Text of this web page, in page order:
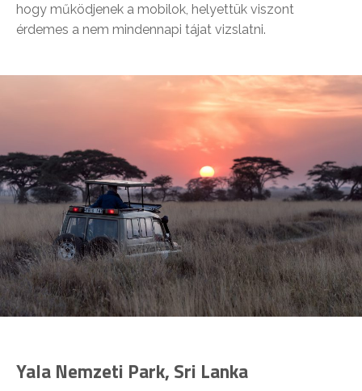
hogy működjenek a mobilok, helyettük viszont
érdemes a nem mindennapi tájat vizslatni.
Yala Nemzeti Park, Sri Lanka